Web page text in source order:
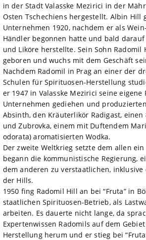
in der Stadt Valasske Mezirici in der
Osten Tschechiens hergestellt. Albin Hill
Unternehmen 1920, nachdem er als
Händler begonnen hatte und bald
und Liköre herstellte. Sein Sohn Radomil
geboren und wuchs mit dem Geschäft
Nachdem Radomil in Prag an einer der
Schulen für Spirituosen-Herstellung
er 1947 in Valasske Mezirici seine eigene
Unternehmen gediehen und
Absinth, den Kräuterlikör Radigast, einen
und Zubrovka, einem mit Duftendem
odorata) aromatisierten Wodka.
Der zweite Weltkrieg setzte dem allen
begann die kommunistische Regierung,
dem anderen zu verstaatlichen,
der Hills.
1950 fing Radomil Hill an bei “Fruta” in
staatlichen Spirituosen-Betrieb, als
arbeiten. Es dauerte nicht lange, da
Expertenwissen Radomils auf dem
Herstellung herum und er stieg bei